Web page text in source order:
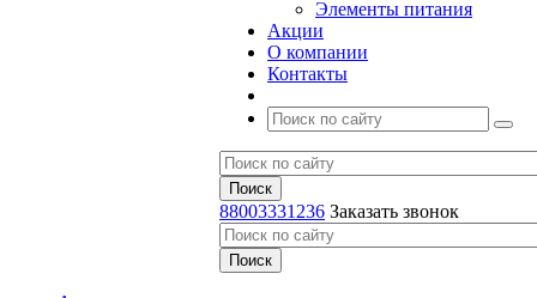
Элементы питания
Акции
О компании
Контакты
88003331236 Заказать звонок